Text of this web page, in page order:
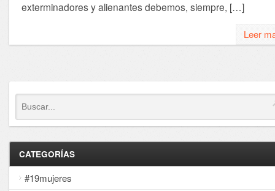
exterminadores y alienantes debemos, siempre, […]
Leer
CATEGORÍAS
#19mujeres